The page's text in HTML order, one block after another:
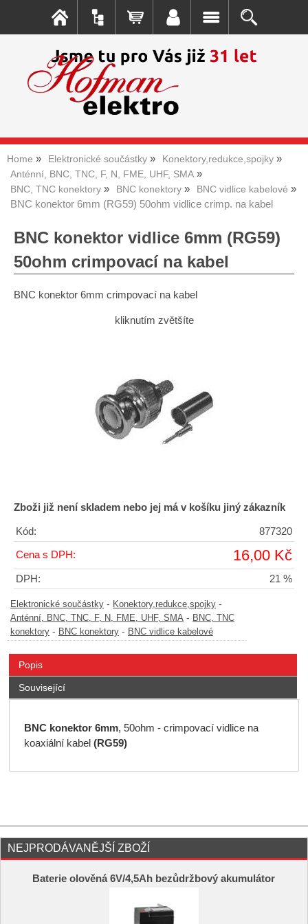
Home Elektronické součástky
Konektory,redukce,spojky
Anténní, BNC, TNC, F, N, FME, UHF, SMA
BNC, TNC konektory
BNC konektory BNC vidlice kabelové
BNC konektor 6mm (RG59) 50ohm vidlice crimp. na kabel
BNC konektor vidlice 6mm (RG59)
50ohm crimpovací na kabel
BNC konektor 6mm crimpovací na kabel
kliknutím zvětšíte
Zboži již není skladem nebo jej má v košíku jiný zákazník
Kód: 877320
Cena s DPH: 16,00 Kč
DPH: 21 %
Elektronické součástky - Konektory,redukce,spojky -
Anténní, BNC, TNC, F, N, FME, UHF, SMA - BNC, TNC
konektory - BNC konektory - BNC vidlice kabelové
Popis
Související
BNC konektor 6mm, 50ohm - crimpovací vidlice na
koaxiální kabel (RG59)
NEJPRODÁVANĚJŠÍ ZBOŽÍ
Baterie olověná 6V/4,5Ah bezůdržbový akumulátor